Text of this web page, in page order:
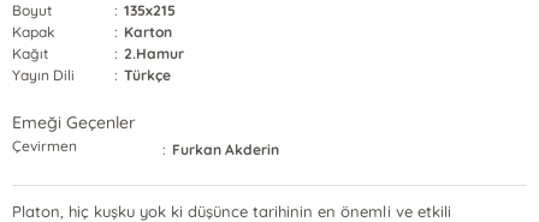
Boyut
: 135x215
Kapak
: Karton
Kağıt
: 2.Hamur
Yayın Dili
: Türkçe
Emeği Geçenler
Çevirmen : Furkan Akderin
Platon, hiç kuşku yok ki düşünce tarihinin en önemli ve etkili